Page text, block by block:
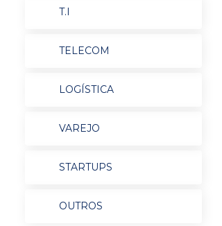
T.I
TELECOM
LOGÍSTICA
VAREJO
STARTUPS
OUTROS